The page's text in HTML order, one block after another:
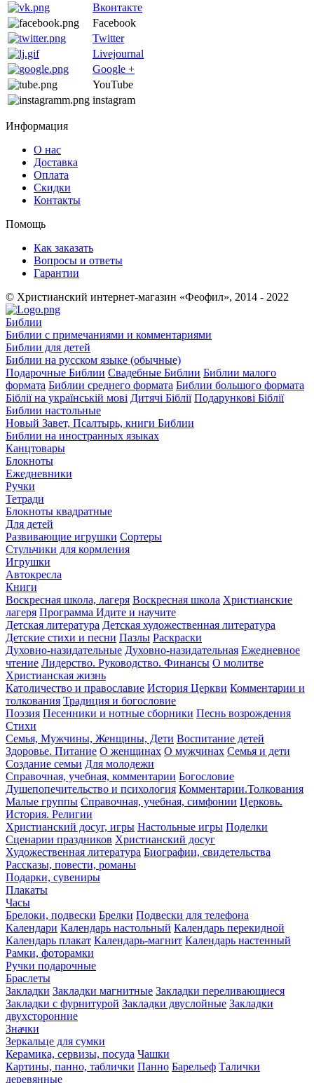
Вконтакте
Facebook
Twitter
Livejournal
Google +
YouTube
instagram
Информация
О нас
Доставка
Оплата
Скидки
Контакты
Помощь
Как заказать
Вопросы и ответы
Гарантии
© Христианский интернет-магазин «Феофил», 2014 - 2022
Библии
Библии с примечаниями и комментариями
Библии для детей
Библии на русском языке (обычные)
Подарочные Библии Свадебные Библии Библии малого
формата Библии среднего формата Библии большого формата
Біблії на українській мові Дитячі Біблії Подарункові Біблії
Библии настольные
Новый Завет, Псалтырь, книги Библии
Библии на иностранных языках
Канцтовары
Блокноты
Ежедневники
Ручки
Тетради
Блокноты квадратные
Для детей
Развивающие игрушки Сортеры
Стульчики для кормления
Игрушки
Автокресла
Книги
Воскресная школа, лагеря Воскресная школа Христианские
лагеря Программа Идите и научите
Детская литература Детская художественная литература
Детские стихи и песни Пазлы Раскраски
Духовно-назидательные Духовно-назидательная Ежедневное
чтение Лидерство. Руководство. Финансы О молитве
Христианская жизнь
Католичество и православие История Церкви Комментарии и
толкования Традиция и богословие
Поэзия Песенники и нотные сборники Песнь возрождения
Стихи
Семья, Мужчины, Женщины, Дети Воспитание детей
Здоровье. Питание О женщинах О мужчинах Семья и дети
Создание семьи Для молодежи
Справочная, учебная, комментарии Богословие
Душепопечительство и психология Комментарии.Толкования
Малые группы Справочная, учебная, симфонии Церковь.
История. Религии
Христианский досуг, игры Настольные игры Поделки
Сценарии праздников Христианский досуг
Художественная литература Биографии, свидетельства
Рассказы, повести, романы
Подарки, сувениры
Плакаты
Часы
Брелоки, подвески Брелки Подвески для телефона
Календари Календарь настольный Календарь перекидной
Календарь плакат Календарь-магнит Календарь настенный
Рамки, фоторамки
Ручки подарочные
Браслеты
Закладки Закладки магнитные Закладки переливающиеся
Закладки с фурнитурой Закладки двуслойные Закладки
двухсторонние
Значки
Зеркальце для сумки
Керамика, сервизы, посуда Чашки
Картины, панно, таблички Панно Барельеф Талички
деревянные